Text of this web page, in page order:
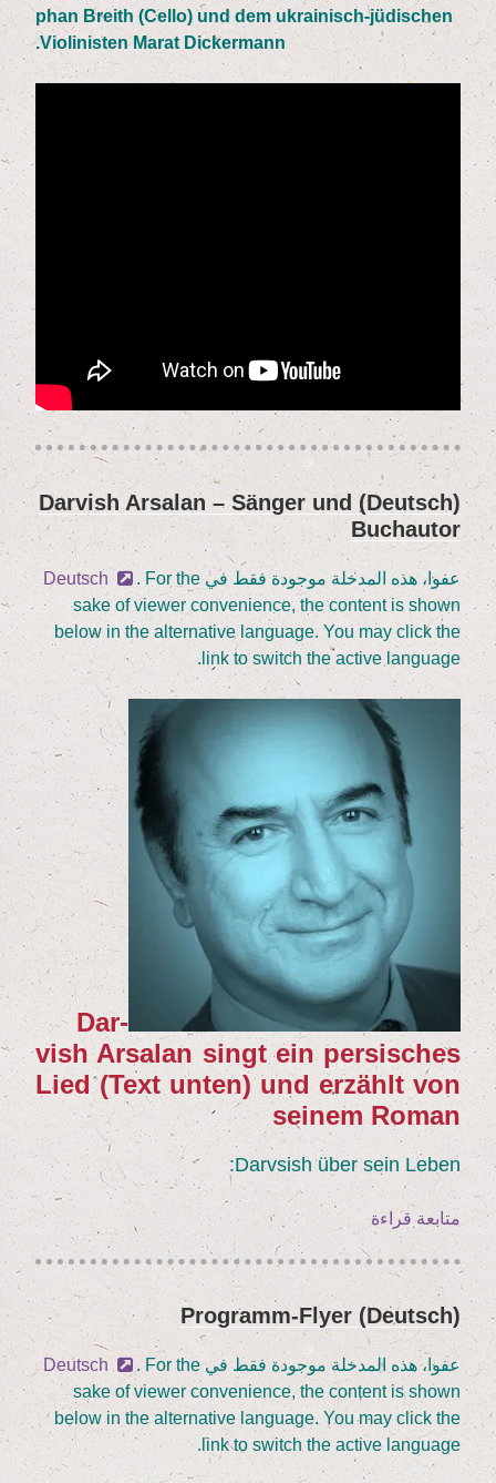
phan Breith (Cel­lo) und dem ukrai­nisch-jüdi­schen
Vio­li­nis­ten Marat Dickermann.
نُشر
في
(Deutsch) Dar­vish Arsalan – Sän­ger und
Buchautor
عفوا، هذه المدخلة موجودة فقط في Deutsch
. For the
sake of view­er con­ve­ni­ence, the con­tent is shown
below in the alter­na­ti­ve lan­guage. You may click the
link to switch the acti­ve language.
Dar­
vish Arsalan singt ein per­si­sches
Lied (Text unten) und erzählt von
sei­nem Roman
Darv­sish über sein Leben:
متابعة قراءة
„(Deutsch)
Dar­
vish
Arsalan
–
Sän­
ger
und
Buchautor”
نُشر
في
(Deutsch) Pro­gramm-Fly­er
عفوا، هذه المدخلة موجودة فقط في Deutsch
. For the
sake of view­er con­ve­ni­ence, the con­tent is shown
below in the alter­na­ti­ve lan­guage. You may click the
link to switch the acti­ve language.